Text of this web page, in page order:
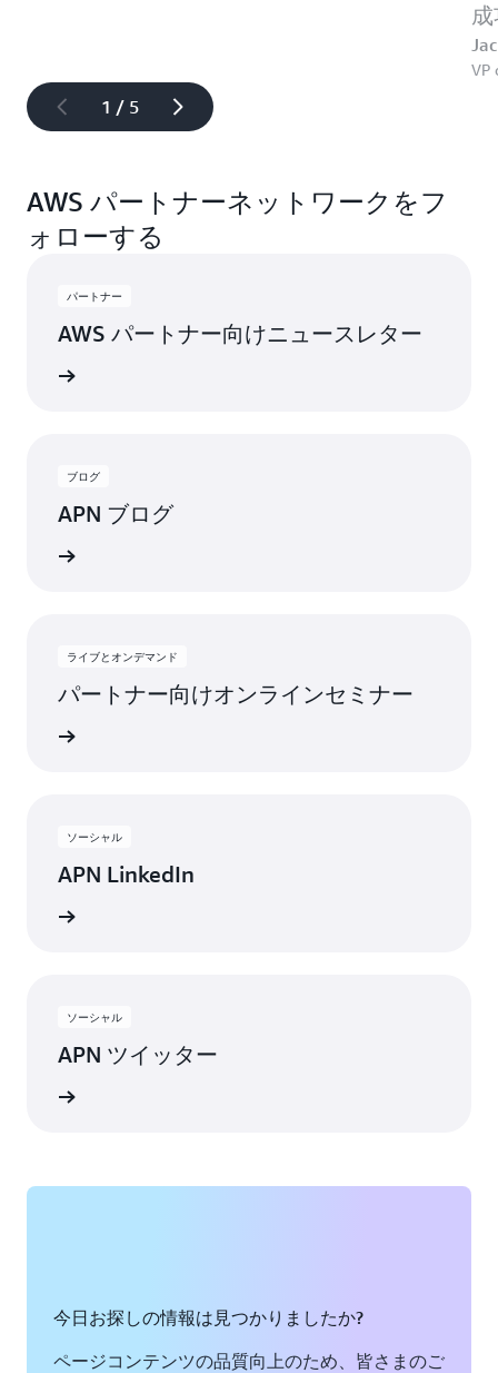
VP
1 / 5
AWS パートナーネットワークをフ
ォローする
パートナー
AWS パートナー向けニュースレター
ブログ
APN ブログ
ライブとオンデマンド
パートナー向けオンラインセミナー
ソーシャル
APN LinkedIn
ソーシャル
APN ツイッター
今日お探しの情報は見つかりましたか?
ページコンテンツの品質向上のため、皆さまのご